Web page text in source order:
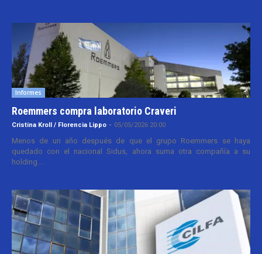
Informes
Roemmers compra laboratorio Craveri
Cristina Kroll / Florencia Lippo - 05/05/2026 20:00
Menos de un año después de que el grupo Roemmers se haya
quedado con el nacional Sidus, ahora suma otra compañía a su
holding....